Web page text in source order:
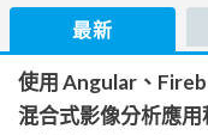
最新
使用 Angular、
混合式影像分析應用